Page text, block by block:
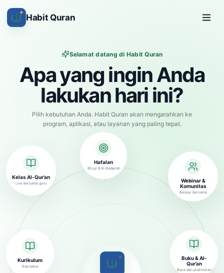
✦ Habit Quran
Selamat datang di Habit Quran
Apa yang ingin Anda
lakukan hari ini?
Pilih kebutuhan Anda. Habit Quran akan mengarahkan ke
program, aplikasi, atau layanan yang paling tepat.
✦
Kelas Al-Qur’an
Live bersama guru
Hafalan
30 juz & Al-Baqarah
Buku & Al-
Qur’an
Baca dan praktikkan
Kurikulum
Siap pakai
Webinar &
Komunitas
Belajar bersama